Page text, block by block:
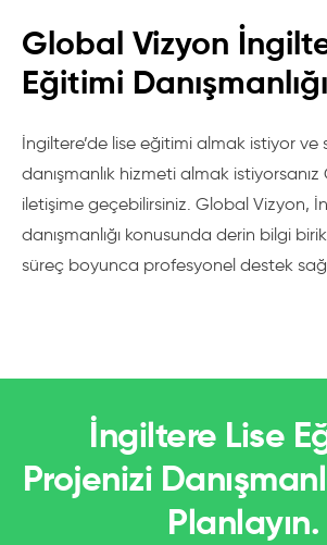
okullar öğrencilere kendi kimliklerini
kendi sorumluluklarını almada yarar
bağımsız ve güvenli bir ortam oluşturur.
Ücretler dönemlik olarak ödenir. Yıllık
maliyetler toplamı 13000-17000
üniformaları genellikle bu ücrete tabi
Uluslararası
Dil Öğrenimi:
Yatılı okullar dil
uygun bir ortam hazırlarlar. Öğrenci
Global Vizyon
Eğitimi Danışmanlığı
İngiltere’de lise eğitimi almak istiyor ve
danışmanlık hizmeti almak
iletişime geçebilirsiniz. Global Vizyon,
danışmanlığı konusunda derin bilgi
süreç boyunca profesyonel destek
İngiltere Lise
Projenizi
Planlayın.